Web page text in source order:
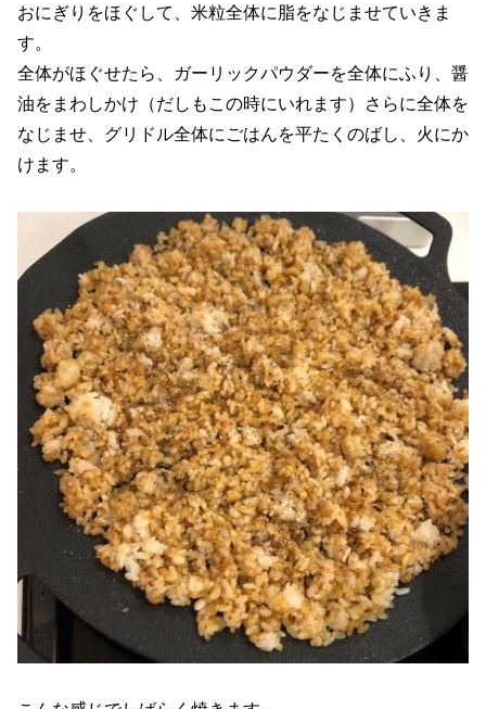
おにぎりをほぐして、米粒全体に脂をなじませていきま
す。
全体がほぐせたら、ガーリックパウダーを全体にふり、醤
油をまわしかけ（だしもこの時にいれます）さらに全体を
なじませ、グリドル全体にごはんを平たくのばし、火にか
けます。